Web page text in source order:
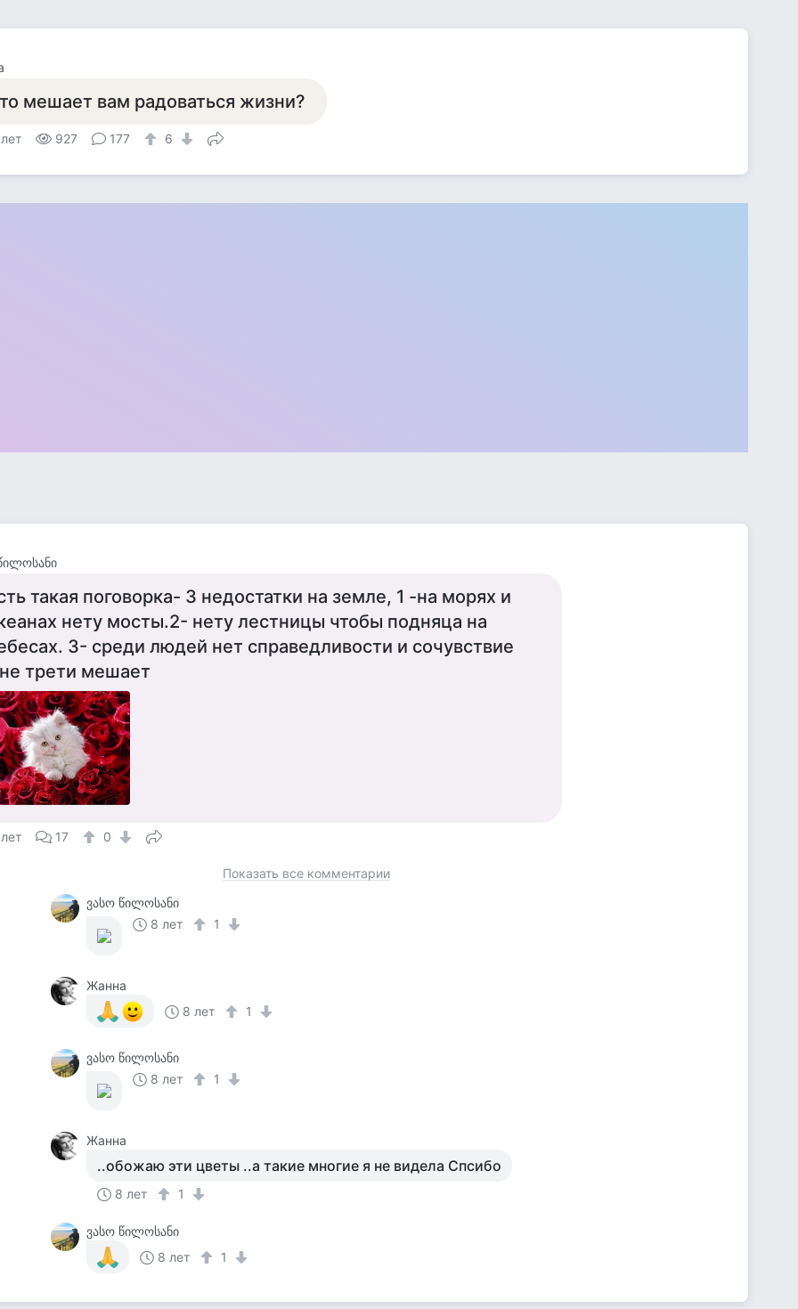
мешает вам радоваться жизни?
927 177 6
такая поговорка- 3 недостатки на земле, 1 -на морях и
нету мосты.2- нету лестницы чтобы подняца на
3- среди людей нет справедливости и сочувствие
трети мешает
17 0
Показать все комментарии
ვასო წილოსანი
8 лет
1
Жанна
8 лет
1
ვასო წილოსანი
8 лет
1
Жанна
..обожаю эти цветы ..а такие многие я не видела Спсибо
8 лет 1
ვასო წილოსანი
8 лет
1